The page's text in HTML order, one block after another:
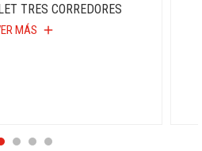
TRES CORREDORES
MÁS add